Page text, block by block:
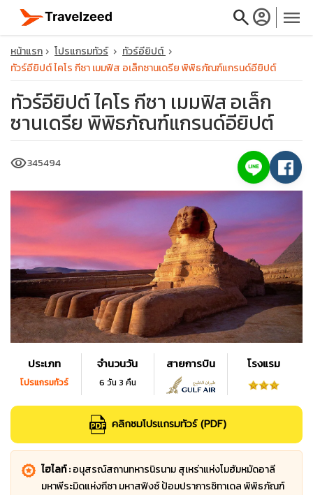
searchaccount_circle menu
close
travel_explore
calendar_month
search
หน้าแรก โปรแกรมทัวร์
ทัวร์อียิปต์
ทัวร์อียิปต์ ไคโร กีซา เมมฟิส อเล็กซานเดรีย พิพิธภัณฑ์แกรนด์อียิปต์
ทัวร์อียิปต์ ไคโร กีซา เมมฟิส อเล็ก
ซานเดรีย พิพิธภัณฑ์แกรนด์อียิปต์
visibility345494
ประเภท
โปรแกรมทัวร์
จำนวนวัน
6 วัน 3 คืน
สายการบิน โรงแรม
คลิกชมโปรแกรมทัวร์ (PDF)
ไฮไลท์ :อนุสรณ์สถานทหารนิรนาม สุเหร่าแห่งโมฮัมหมัดอาลี
มหาพีระมิดแห่งกีซา มหาสฟิงซ์ ป้อมปราการซิทาเดล พิพิธภัณฑ์